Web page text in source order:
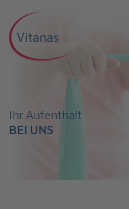
Ihr Aufenthalt
BEI UNS